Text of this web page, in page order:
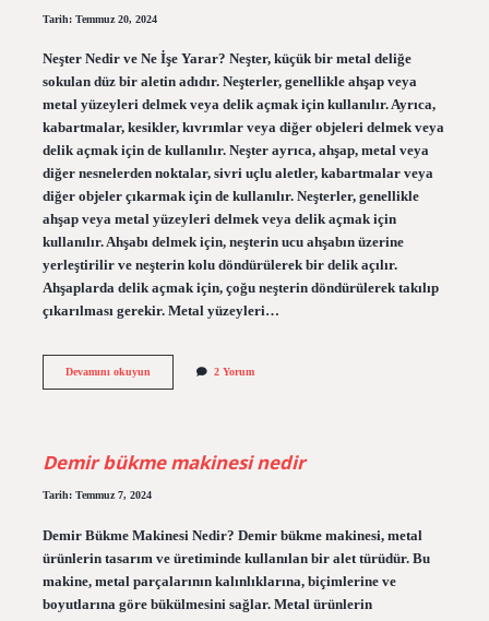
Tarih: Temmuz 20, 2024
Neşter Nedir ve Ne İşe Yarar? Neşter, küçük bir metal deliğe
sokulan düz bir aletin adıdır. Neşterler, genellikle ahşap veya
metal yüzeyleri delmek veya delik açmak için kullanılır. Ayrıca,
kabartmalar, kesikler, kıvrımlar veya diğer objeleri delmek veya
delik açmak için de kullanılır. Neşter ayrıca, ahşap, metal veya
diğer nesnelerden noktalar, sivri uçlu aletler, kabartmalar veya
diğer objeler çıkarmak için de kullanılır. Neşterler, genellikle
ahşap veya metal yüzeyleri delmek veya delik açmak için
kullanılır. Ahşabı delmek için, neşterin ucu ahşabın üzerine
yerleştirilir ve neşterin kolu döndürülerek bir delik açılır.
Ahşaplarda delik açmak için, çoğu neşterin döndürülerek takılıp
çıkarılması gerekir. Metal yüzeyleri…
Devamını okuyunNeşter
2 Yorum
Demir bükme makinesi nedir
Tarih: Temmuz 7, 2024
Demir Bükme Makinesi Nedir? Demir bükme makinesi, metal
ürünlerin tasarım ve üretiminde kullanılan bir alet türüdür. Bu
makine, metal parçalarının kalınlıklarına, biçimlerine ve
boyutlarına göre bükülmesini sağlar. Metal ürünlerin